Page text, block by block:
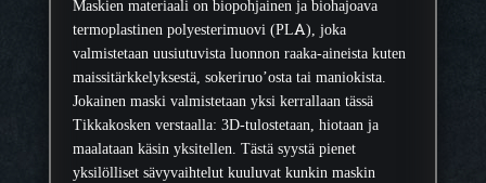
e
n
m
ä
ä
r
ä
Maskien materiaali on biopohjainen ja biohajoava
termoplastinen polyesterimuovi (PLA), joka
valmistetaan uusiutuvista luonnon raaka-aineista kuten
maissitärkkelyksestä, sokeriruo’osta tai maniokista.
Jokainen maski valmistetaan yksi kerrallaan tässä
Tikkakosken verstaalla: 3D-tulostetaan, hiotaan ja
maalataan käsin yksitellen. Tästä syystä pienet
yksilölliset sävyvaihtelut kuuluvat kunkin maskin